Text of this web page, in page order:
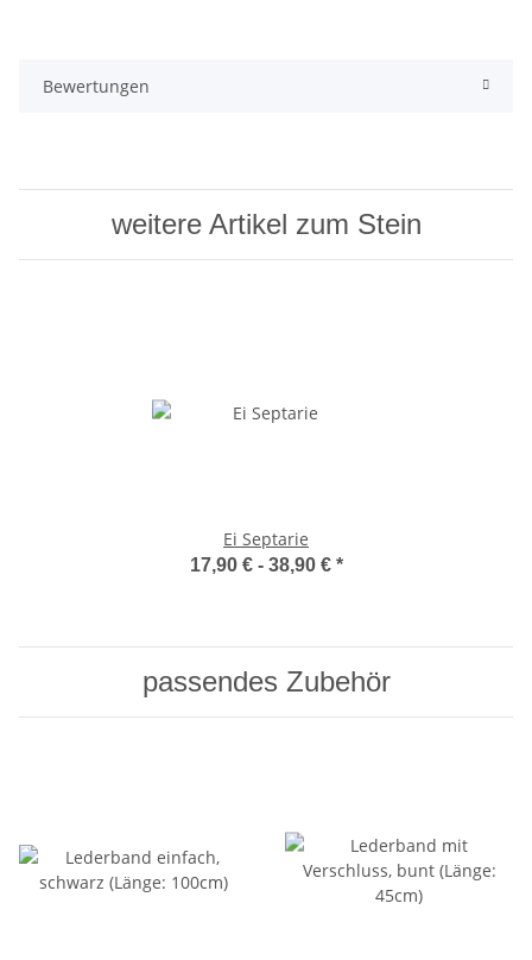
Bewertungen
weitere Artikel zum Stein
Ei Septarie
17,90 € - 38,90 € *
passendes Zubehör